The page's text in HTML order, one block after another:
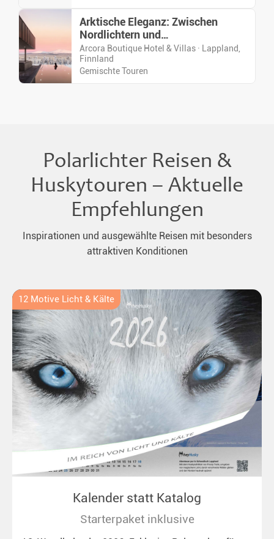
Arktische Eleganz: Zwischen
Nordlichtern und
Wintermomenten
Arcora Boutique Hotel & Villas · Lappland,
Finnland
Gemischte Touren
Polarlichter Reisen &
Huskytouren – Aktuelle
Empfehlungen
Inspirationen und ausgewählte Reisen mit besonders
attraktiven Konditionen
12 Motive Licht & Kälte
Kalender statt Katalog
Starterpaket inklusive